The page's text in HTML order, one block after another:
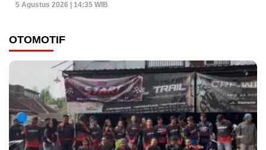
5 Agustus 2026 | 14:35 WIB
OTOMOTIF